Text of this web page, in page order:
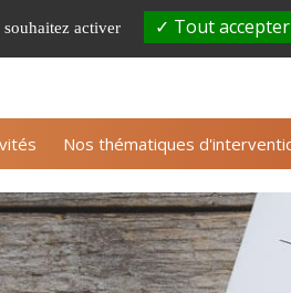
Nos thématiques
activer Tout accepter